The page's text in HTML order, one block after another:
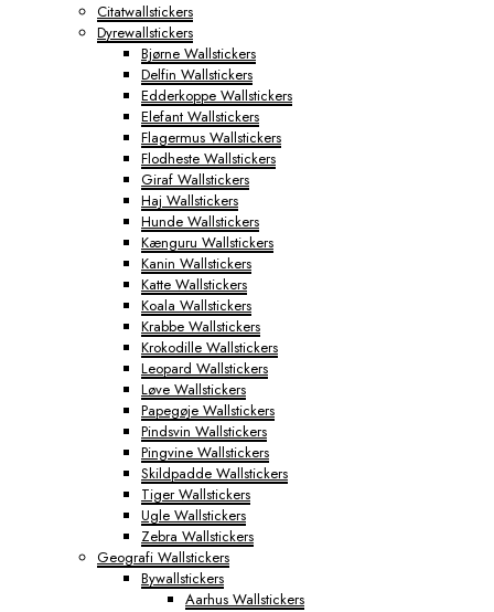
Citatwallstickers
Dyrewallstickers
Bjørne Wallstickers
Delfin Wallstickers
Edderkoppe Wallstickers
Elefant Wallstickers
Flagermus Wallstickers
Flodheste Wallstickers
Giraf Wallstickers
Haj Wallstickers
Hunde Wallstickers
Kænguru Wallstickers
Kanin Wallstickers
Katte Wallstickers
Koala Wallstickers
Krabbe Wallstickers
Krokodille Wallstickers
Leopard Wallstickers
Løve Wallstickers
Papegøje Wallstickers
Pindsvin Wallstickers
Pingvine Wallstickers
Skildpadde Wallstickers
Tiger Wallstickers
Ugle Wallstickers
Zebra Wallstickers
Geografi Wallstickers
Bywallstickers
Aarhus Wallstickers